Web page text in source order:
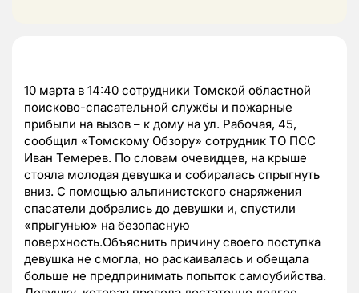
10 марта в 14:40 сотрудники Томской областной
поисково-спасательной службы и пожарные
прибыли на вызов – к дому на ул. Рабочая, 45,
сообщил «Томскому Обзору» сотрудник ТО ПСС
Иван Темерев. По словам очевидцев, на крыше
стояла молодая девушка и собиралась спрыгнуть
вниз. С помощью альпинистского снаряжения
спасатели добрались до девушки и, спустили
«прыгунью» на безопасную
поверхность.Объяснить причину своего поступка
девушка не смогла, но раскаивалась и обещала
больше не предпринимать попыток самоубийства.